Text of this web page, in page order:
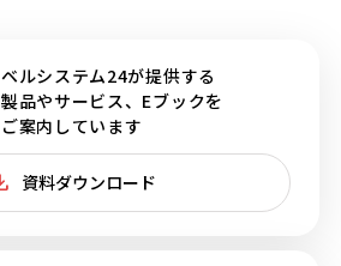
ベルシステム24が提供する
製品やサービス、Eブックを
ご案内しています
資料ダウンロード